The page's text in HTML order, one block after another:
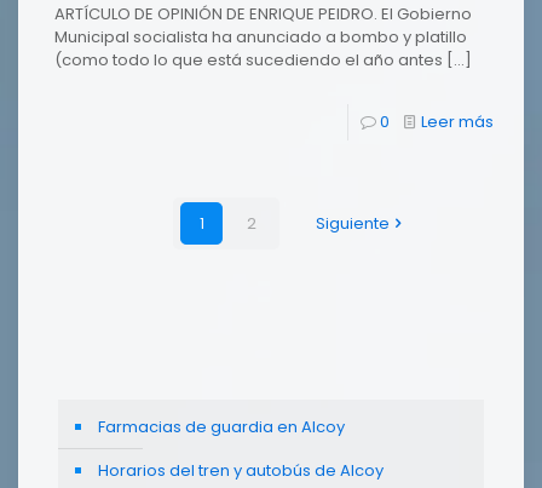
ARTÍCULO DE OPINIÓN DE ENRIQUE PEIDRO. El Gobierno
Municipal socialista ha anunciado a bombo y platillo
(como todo lo que está sucediendo el año antes […]
0 Leer más
1 2 Siguiente
Farmacias de guardia en Alcoy
Horarios del tren y autobús de Alcoy